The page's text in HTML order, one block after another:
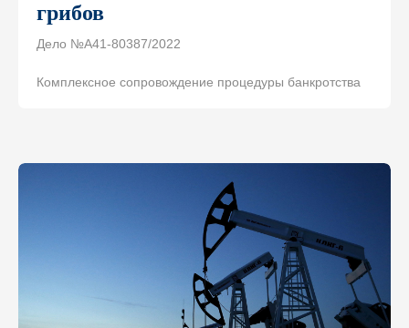
грибов
Дело №А41-80387/2022
Комплексное сопровождение процедуры банкротства